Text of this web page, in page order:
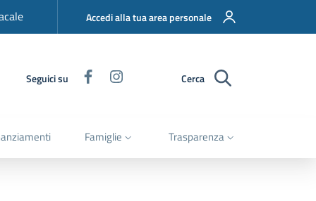
Accedi alla tua area personale
Seguici su Facebook Cerca
Famiglie Trasparenza